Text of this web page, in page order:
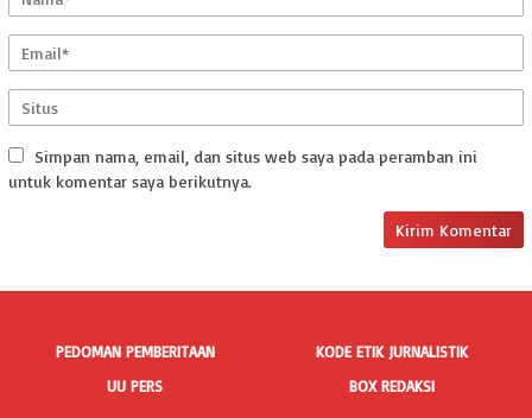
Simpan nama, email, dan situs web saya pada peramban ini
untuk komentar saya berikutnya.
PEDOMAN PEMBERITAAN
KODE ETIK JURNALISTIK
UU PERS
BOX REDAKSI